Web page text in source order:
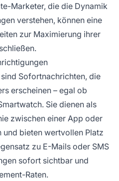
Marketer, die die Dynamik
verstehen, können eine
zur Maximierung ihrer
Sofortnachrichten, die
erscheinen – egal ob
Sie dienen als
zwischen einer App oder
und bieten wertvollen Platz
zu E-Mails oder SMS
sofort sichtbar und
Raten.